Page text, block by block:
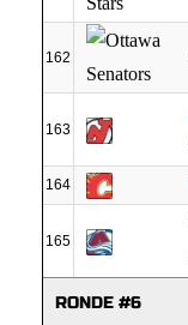
162
163
164
165
RONDE #6